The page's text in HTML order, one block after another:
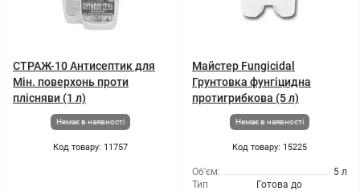
СТРАЖ-10 Антисептик для
Мін. поверхонь проти
плісняви (1 л)
Немає в наявності
Код товару: 11757
Майстер Fungicidal
Грунтовка фунгіцидна
протигрибкова (5 л)
Немає в наявності
Код товару: 15225
Об'єм:
5 л
Тип
Готова до